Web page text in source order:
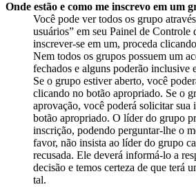
Onde estão e como me inscrevo em um
Você pode ver todos os grupo
usuários” em seu Painel de Controle
inscrever-se em um, proceda
Nem todos os grupos possuem um
fechados e alguns poderão inclusive
Se o grupo estiver aberto, você
clicando no botão apropriado. Se o
aprovação, você poderá solicitar sua
botão apropriado. O líder do grupo
inscrição, podendo perguntar-lhe o
favor, não insista ao líder do grupo
recusada. Ele deverá informá-lo a
decisão e temos certeza de que terá
tal.